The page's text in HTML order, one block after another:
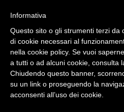
HOME YU-GI-OH Carte Singole
Serie Oro 4
CERCA IN
Ciao a tutti, il negozio sarà
compreso.
Tutti gli ordini effettuati dopo le
spediti a partire dal giorno 25/08.
Buone vacanze a tutti dallo staff
Informativa
Questo sito o gli strumenti terzi da
di cookie necessari al
nella cookie policy. Se vuoi
a tutti o ad alcuni cookie, consulta
Chiudendo questo banner,
su un link o proseguendo la
acconsenti all’uso dei cookie.